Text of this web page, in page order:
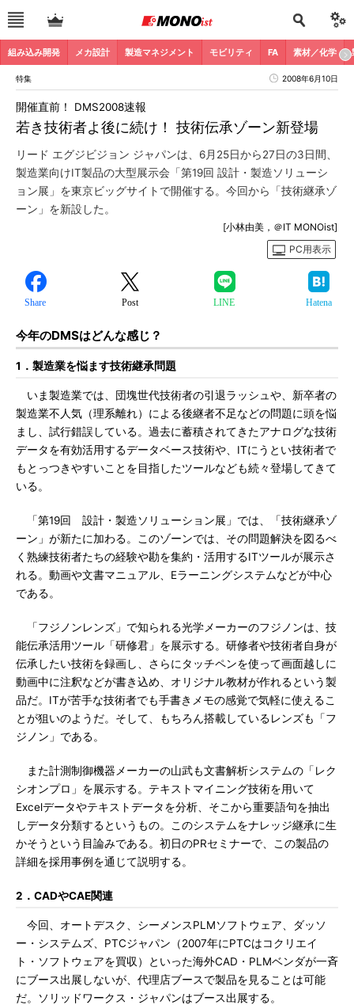
組み込み開発 メカ設計 製造マネジメント モビリティ FA 素材／化学
特集 2008年6月10日
若き技術者よ後に続け！ 技術伝承ゾーン新登場
開催直前！ DMS2008速報
リード エグジビジョン ジャパンは、6月25日から27日の3日間、
製造業向けIT製品の大型展示会「第19回 設計・製造ソリューシ
ョン展」を東京ビッグサイトで開催する。今回から「技術継承ゾ
ーン」を新設した。
[小林由美，＠IT MONOist]
PC用表示
Share Post LINE Hatena
今年のDMSはどんな感じ？
1．製造業を悩ます技術継承問題
いま製造業では、団塊世代技術者の引退ラッシュや、新卒者の
製造業不人気（理系離れ）による後継者不足などの問題に頭を悩
まし、試行錯誤している。過去に蓄積されてきたアナログな技術
データを有効活用するデータベース技術や、ITにうとい技術者で
もとっつきやすいことを目指したツールなども続々登場してきて
いる。
「第19回 設計・製造ソリューション展」では、「技術継承ゾ
ーン」が新たに加わる。このゾーンでは、その問題解決を図るべ
く熟練技術者たちの経験や勘を集約・活用するITツールが展示さ
れる。動画や文書マニュアル、Eラーニングシステムなどが中心
である。
「フジノンレンズ」で知られる光学メーカーのフジノンは、技
能伝承活用ツール「研修君」を展示する。研修者や技術者自身が
伝承したい技術を録画し、さらにタッチペンを使って画面越しに
動画中に注釈などが書き込め、オリジナル教材が作れるという製
品だ。ITが苦手な技術者でも手書きメモの感覚で気軽に使えるこ
とが狙いのようだ。そして、もちろん搭載しているレンズも「フ
ジノン」である。
また計測制御機器メーカーの山武も文書解析システムの「レク
シオンプロ」を展示する。テキストマイニング技術を用いて
Excelデータやテキストデータを分析、そこから重要語句を抽出
しデータ分類するというもの。このシステムをナレッジ継承に生
かそうという目論みである。初日のPRセミナーで、この製品の
詳細を採用事例を通じて説明する。
2．CADやCAE関連
今回、オートデスク、シーメンスPLMソフトウェア、ダッソ
ー・システムズ、PTCジャパン（2007年にPTCはコクリエイ
ト・ソフトウェアを買収）といった海外CAD・PLMベンダが一斉
にブース出展しないが、代理店ブースで製品を見ることは可能
だ。ソリッドワークス・ジャパンはブース出展する。